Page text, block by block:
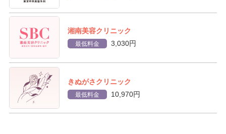
湘南美容クリニック
最低料金 3,030円
きぬがさクリニック
最低料金 10,970円